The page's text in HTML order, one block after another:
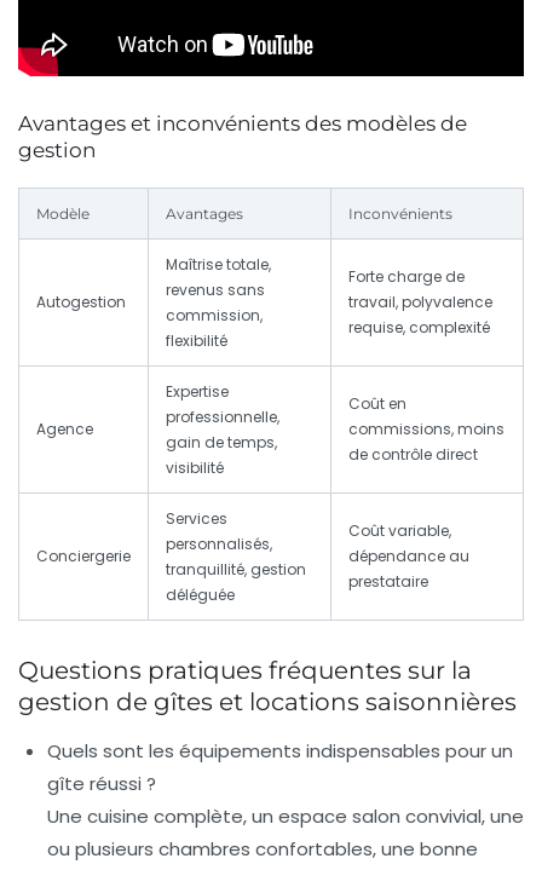
Avantages et inconvénients des modèles de
gestion
Modèle Avantages Inconvénients
Autogestion
Maîtrise totale,
revenus sans
commission,
flexibilité
Forte charge de
travail, polyvalence
requise, complexité
Agence
Expertise
professionnelle,
gain de temps,
visibilité
Coût en
commissions, moins
de contrôle direct
Conciergerie
Services
personnalisés,
tranquillité, gestion
déléguée
Coût variable,
dépendance au
prestataire
Questions pratiques fréquentes sur la
gestion de gîtes et locations saisonnières
Quels sont les équipements indispensables pour un
gîte réussi ?
Une cuisine complète, un espace salon convivial, une
ou plusieurs chambres confortables, une bonne